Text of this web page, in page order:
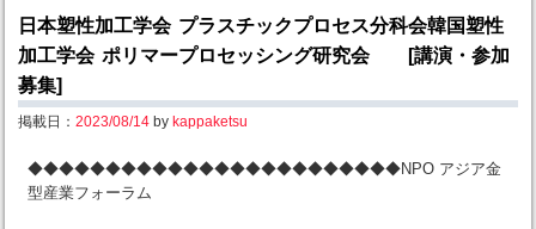
日本塑性加工学会 プラスチックプロセス分科会韓国塑性
加工学会 ポリマープロセッシング研究会 [講演・参加
募集]
掲載日： 2023/08/14by kappaketsu
◆◆◆◆◆◆◆◆◆◆◆◆◆◆◆◆◆◆◆◆◆◆◆◆NPO アジア金
型産業フォーラム